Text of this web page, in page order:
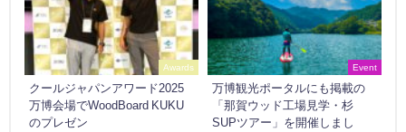
Awards
クールジャパンアワード2025
万博会場でWoodBoard KUKU
のプレゼン
Event
万博観光ポータルにも掲載の
「那賀ウッド工場見学・杉
SUPツアー」を開催しまし